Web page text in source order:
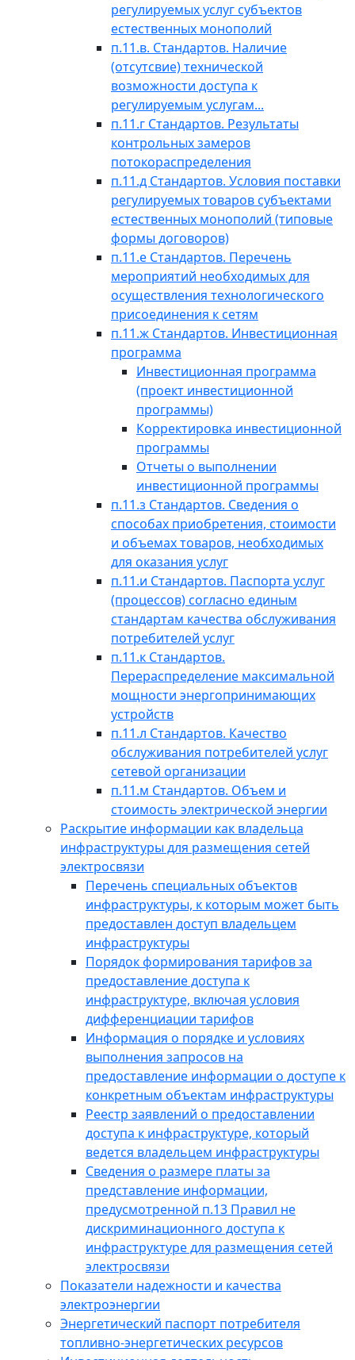
регулируемых услуг субъектов
естественных монополий
п.11.в. Стандартов. Наличие
(отсутсвие) технической
возможности доступа к
регулируемым услугам...
п.11.г Стандартов. Результаты
контрольных замеров
потокораспределения
п.11.д Стандартов. Условия поставки
регулируемых товаров субъектами
естественных монополий (типовые
формы договоров)
п.11.е Стандартов. Перечень
мероприятий необходимых для
осуществления технологического
присоединения к сетям
п.11.ж Стандартов. Инвестиционная
программа
Инвестиционная программа
(проект инвестиционной
программы)
Корректировка инвестиционной
программы
Отчеты о выполнении
инвестиционной программы
п.11.з Стандартов. Сведения о
способах приобретения, стоимости
и объемах товаров, необходимых
для оказания услуг
п.11.и Стандартов. Паспорта услуг
(процессов) согласно единым
стандартам качества обслуживания
потребителей услуг
п.11.к Стандартов.
Перераспределение максимальной
мощности энергопринимающих
устройств
п.11.л Стандартов. Качество
обслуживания потребителей услуг
сетевой организации
п.11.м Стандартов. Объем и
стоимость электрической энергии
Раскрытие информации как владельца
инфраструктуры для размещения сетей
электросвязи
Перечень специальных объектов
инфраструктуры, к которым может быть
предоставлен доступ владельцем
инфраструктуры
Порядок формирования тарифов за
предоставление доступа к
инфраструктуре, включая условия
дифференциации тарифов
Информация о порядке и условиях
выполнения запросов на
предоставление информации о доступе к
конкретным объектам инфраструктуры
Реестр заявлений о предоставлении
доступа к инфраструктуре, который
ведется владельцем инфраструктуры
Сведения о размере платы за
представление информации,
предусмотренной п.13 Правил не
дискриминационного доступа к
инфраструктуре для размещения сетей
электросвязи
Показатели надежности и качества
электроэнергии
Энергетический паспорт потребителя
топливно-энергетических ресурсов